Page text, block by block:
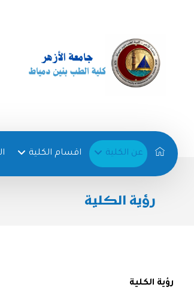
عن الكلية اقسام الكلية
رؤية الكلية
رؤية الكلية